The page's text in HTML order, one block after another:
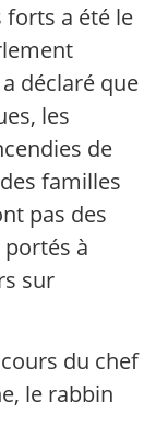
forts a été le
déclaré que
les
de
familles
pas des
à
sur
du chef
le rabbin